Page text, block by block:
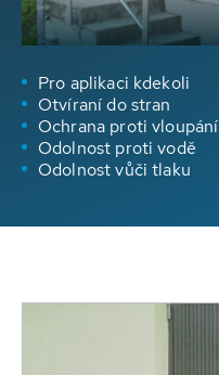
Pro aplikaci kdekoli
Otvíraní do stran
Ochrana proti vloupání
Odolnost proti vodě
Odolnost vůči tlaku